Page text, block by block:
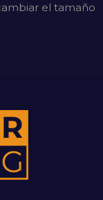
el tamaño